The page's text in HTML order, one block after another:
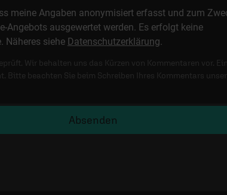
meine Angaben anonymisiert erfasst und zum
Angebots ausgewertet werden. Es erfolgt keine
Näheres siehe Datenschutzerklärung.
Wir behalten uns das Kürzen von Kommentaren vor. Ein
Bitte beachten Sie beim Schreiben Ihres Kommentars
Absenden